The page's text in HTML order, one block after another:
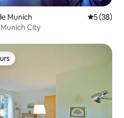
Munich Note
5 (38)
Munich City
les plus aimés